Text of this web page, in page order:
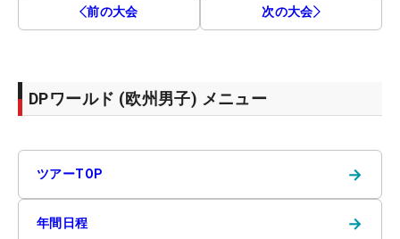
前の大会 次の大会
DPワールド (欧州男子) メニュー
ツアーTOP →
年間日程 →